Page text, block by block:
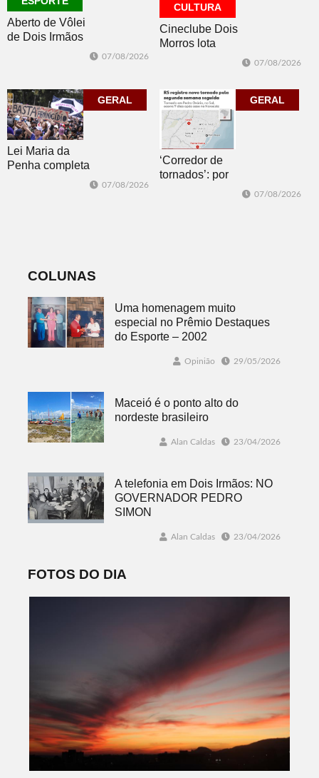
Aberto de Vôlei
de Dois Irmãos
jogos
07/08/2026
CULTURA
Cineclube Dois
Morros lota
corpo que cai”
07/08/2026
GERAL
Lei Maria da
Penha completa
07/08/2026
GERAL
‘Corredor de
tornados’: por
07/08/2026
COLUNAS
Uma homenagem muito
especial no Prêmio Destaques
do Esporte – 2002
Opinião 29/05/2026
Maceió é o ponto alto do
nordeste brasileiro
Alan Caldas 23/04/2026
A telefonia em Dois Irmãos: NO
GOVERNADOR PEDRO
SIMON
Alan Caldas 23/04/2026
FOTOS DO DIA